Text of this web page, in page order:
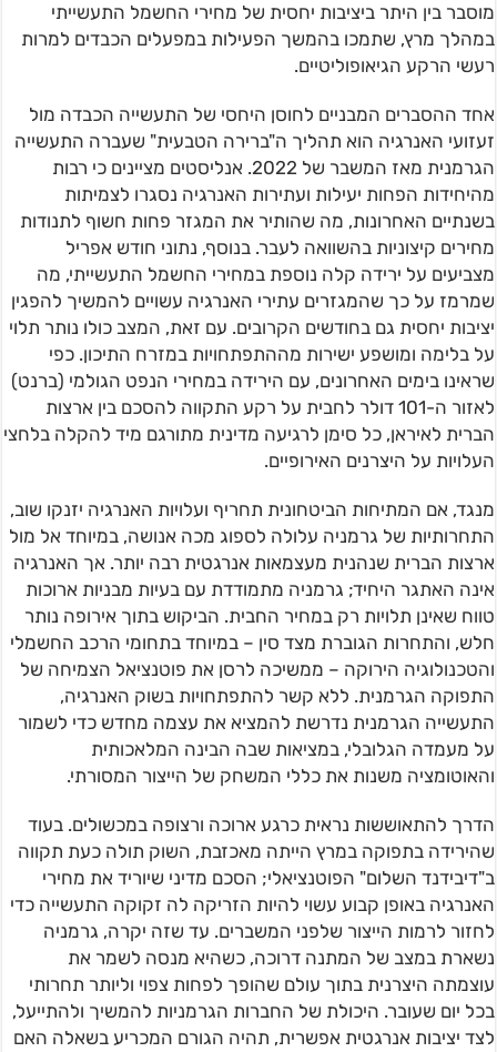
מוסבר בין היתר ביציבות יחסית של מחירי החשמל התעשייתי
במהלך מרץ, שתמכו בהמשך הפעילות במפעלים הכבדים למרות
רעשי הרקע הגיאופוליטיים.
אחד ההסברים המבניים לחוסן היחסי של התעשייה הכבדה מול
זעזועי האנרגיה הוא תהליך ה"ברירה הטבעית" שעברה התעשייה
הגרמנית מאז המשבר של 2022. אנליסטים מציינים כי רבות
מהיחידות הפחות יעילות ועתירות האנרגיה נסגרו לצמיתות
בשנתיים האחרונות, מה שהותיר את המגזר פחות חשוף לתנודות
מחירים קיצוניות בהשוואה לעבר. בנוסף, נתוני חודש אפריל
מצביעים על ירידה קלה נוספת במחירי החשמל התעשייתי, מה
שמרמז על כך שהמגזרים עתירי האנרגיה עשויים להמשיך להפגין
יציבות יחסית גם בחודשים הקרובים. עם זאת, המצב כולו נותר תלוי
על בלימה ומושפע ישירות מההתפתחויות במזרח התיכון. כפי
שראינו בימים האחרונים, עם הירידה במחירי הנפט הגולמי (ברנט)
לאזור ה-101 דולר לחבית על רקע התקווה להסכם בין ארצות
הברית לאיראן, כל סימן לרגיעה מדינית מתורגם מיד להקלה בלחצי
העלויות על היצרנים האירופיים.
מנגד, אם המתיחות הביטחונית תחריף ועלויות האנרגיה יזנקו שוב,
התחרותיות של גרמניה עלולה לספוג מכה אנושה, במיוחד אל מול
ארצות הברית שנהנית מעצמאות אנרגטית רבה יותר. אך האנרגיה
אינה האתגר היחיד; גרמניה מתמודדת עם בעיות מבניות ארוכות
טווח שאינן תלויות רק במחיר החבית. הביקוש בתוך אירופה נותר
חלש, והתחרות הגוברת מצד סין – במיוחד בתחומי הרכב החשמלי
והטכנולוגיה הירוקה – ממשיכה לרסן את פוטנציאל הצמיחה של
התפוקה הגרמנית. ללא קשר להתפתחויות בשוק האנרגיה,
התעשייה הגרמנית נדרשת להמציא את עצמה מחדש כדי לשמור
על מעמדה הגלובלי, במציאות שבה הבינה המלאכותית
והאוטומציה משנות את כללי המשחק של הייצור המסורתי.
הדרך להתאוששות נראית כרגע ארוכה ורצופה במכשולים. בעוד
שהירידה בתפוקה במרץ הייתה מאכזבת, השוק תולה כעת תקווה
ב"דיבידנד השלום" הפוטנציאלי; הסכם מדיני שיוריד את מחירי
האנרגיה באופן קבוע עשוי להיות הזריקה לה זקוקה התעשייה כדי
לחזור לרמות הייצור שלפני המשברים. עד שזה יקרה, גרמניה
נשארת במצב של המתנה דרוכה, כשהיא מנסה לשמר את
עוצמתה היצרנית בתוך עולם שהופך לפחות צפוי וליותר תחרותי
בכל יום שעובר. היכולת של החברות הגרמניות להמשיך ולהתייעל,
לצד יציבות אנרגטית אפשרית, תהיה הגורם המכריע בשאלה האם